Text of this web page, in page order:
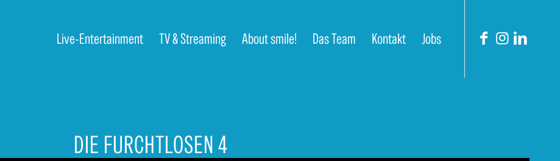
Live-Entertainment TV & Streaming About smile! Das Team Kontakt Jobs
DIE FURCHTLOSEN 4